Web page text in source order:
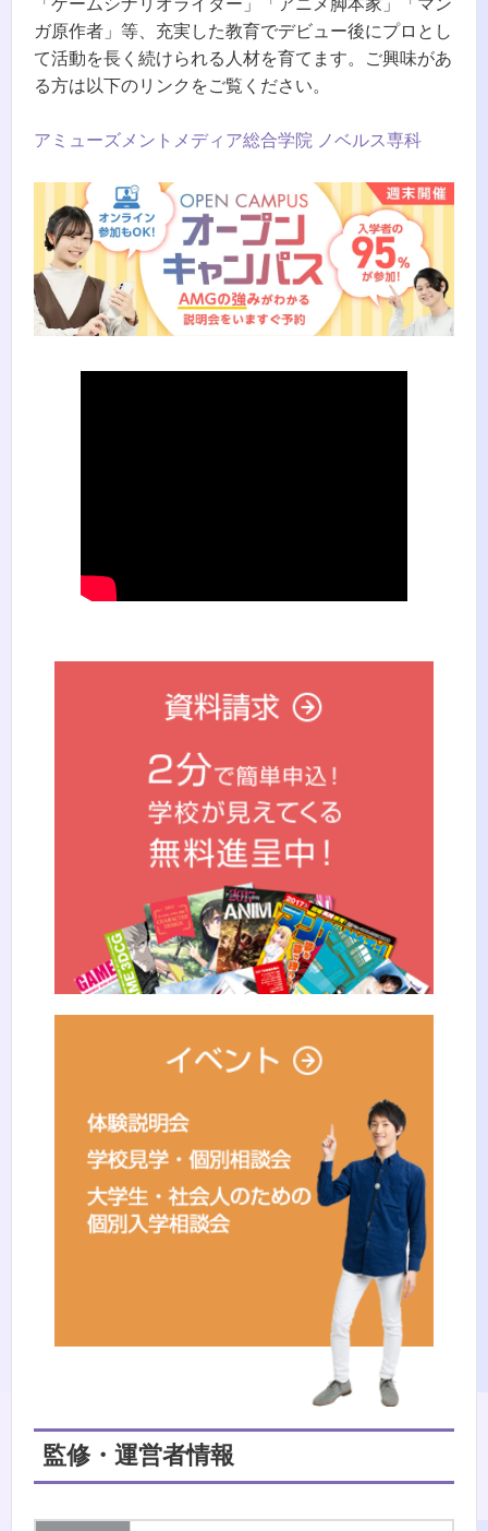
ガ原作者」等、充実した教育でデビュー後にプロとし
て活動を長く続けられる人材を育てます。ご興味があ
る方は以下のリンクをご覧ください。
アミューズメントメディア総合学院 ノベルス専科
監修・運営者情報